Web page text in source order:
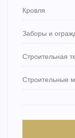
Кровля
Заборы и
Строительная
Строительные